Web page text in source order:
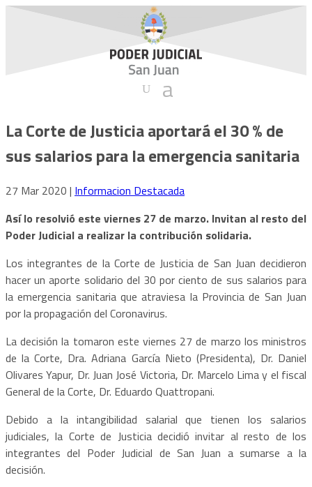
La Corte de Justicia aportará el 30 % de
sus salarios para la emergencia sanitaria
27 Mar 2020 | Informacion Destacada
Así lo resolvió este viernes 27 de marzo. Invitan al resto del
Poder Judicial a realizar la contribución solidaria.
Los integrantes de la Corte de Justicia de San Juan decidieron
hacer un aporte solidario del 30 por ciento de sus salarios para
la emergencia sanitaria que atraviesa la Provincia de San Juan
por la propagación del Coronavirus.
La decisión la tomaron este viernes 27 de marzo los ministros
de la Corte, Dra. Adriana García Nieto (Presidenta), Dr. Daniel
Olivares Yapur, Dr. Juan José Victoria, Dr. Marcelo Lima y el fiscal
General de la Corte, Dr. Eduardo Quattropani.
Debido a la intangibilidad salarial que tienen los salarios
judiciales, la Corte de Justicia decidió invitar al resto de los
integrantes del Poder Judicial de San Juan a sumarse a la
decisión.